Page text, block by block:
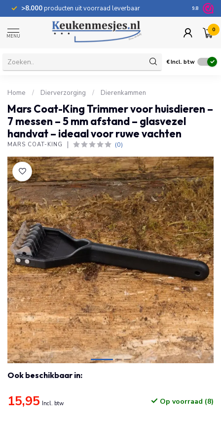
>8.000producten uit voorraad leverbaar 100
9.8
MENU
0
€Incl. btw
Home / Dierverzorging / Dierenkammen
Mars Coat-King Trimmer voor huisdieren –
7 messen – 5 mm afstand – glasvezel
handvat – ideaal voor ruwe vachten
MARS COAT-KING (0)
Ook beschikbaar in:
15,95 Incl. btw Op voorraad (8)